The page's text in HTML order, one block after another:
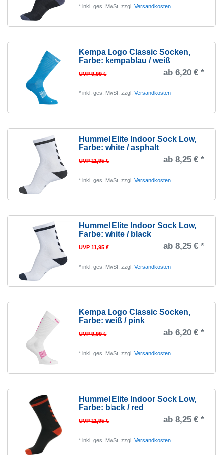
*inkl. ges. MwSt. zzgl.Versandkosten
Kempa Logo Classic Socken,
Farbe: kempablau / weiß
UVP 9,99 € ab 6,20 € *
*inkl. ges. MwSt. zzgl.Versandkosten
Hummel Elite Indoor Sock Low,
Farbe: white / asphalt
UVP 11,95 € ab 8,25 € *
*inkl. ges. MwSt. zzgl.Versandkosten
Hummel Elite Indoor Sock Low,
Farbe: white / black
UVP 11,95 € ab 8,25 € *
*inkl. ges. MwSt. zzgl.Versandkosten
Kempa Logo Classic Socken,
Farbe: weiß / pink
UVP 9,99 € ab 6,20 € *
*inkl. ges. MwSt. zzgl.Versandkosten
Hummel Elite Indoor Sock Low,
Farbe: black / red
UVP 11,95 € ab 8,25 € *
*inkl. ges. MwSt. zzgl.Versandkosten